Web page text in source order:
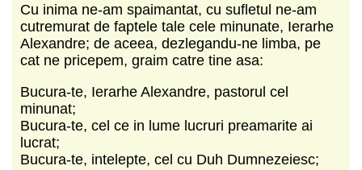
Cu inima ne-am spaimantat, cu sufletul ne-am
cutremurat de faptele tale cele minunate, Ierarhe
Alexandre; de aceea, dezlegandu-ne limba, pe
cat ne pricepem, graim catre tine asa:
Bucura-te, Ierarhe Alexandre, pastorul cel
minunat;
Bucura-te, cel ce in lume lucruri preamarite ai
lucrat;
Bucura-te, intelepte, cel cu Duh Dumnezeiesc;